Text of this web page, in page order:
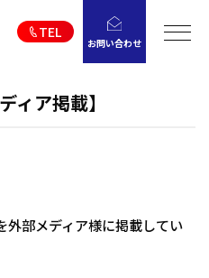
TEL
お問い合わせ
ィア掲載】
外部メディア様に掲載してい